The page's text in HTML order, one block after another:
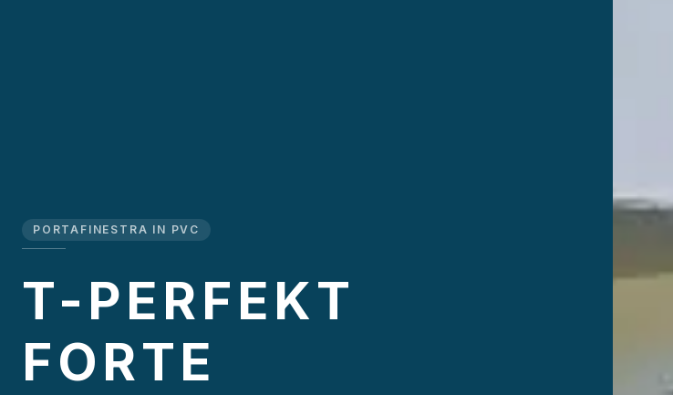
PORTAFINESTRA IN PVC
T-PERFEKT
FORTE